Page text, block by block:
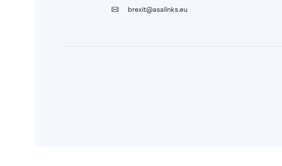
brexit@asalinks.eu